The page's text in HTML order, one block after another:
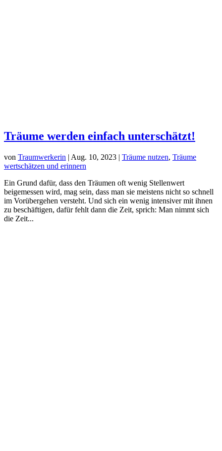
Träume werden einfach unterschätzt!
von Traumwerkerin | Aug. 10, 2023 | Träume nutzen, Träume
wertschätzen und erinnern
Ein Grund dafür, dass den Träumen oft wenig Stellenwert
beigemessen wird, mag sein, dass man sie meistens nicht so schnell
im Vorübergehen versteht. Und sich ein wenig intensiver mit ihnen
zu beschäftigen, dafür fehlt dann die Zeit, sprich: Man nimmt sich
die Zeit...